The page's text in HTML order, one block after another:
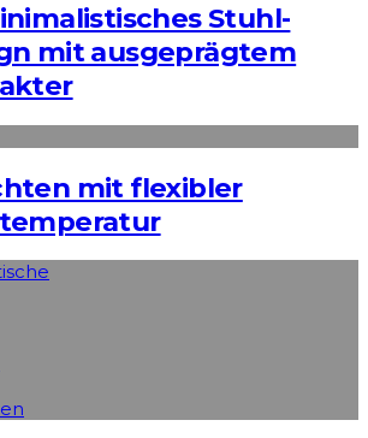
Stuhl-
mit ausgeprägtem
mit flexibler